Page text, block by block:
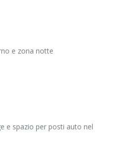
e zona notte
e spazio per posti auto nel